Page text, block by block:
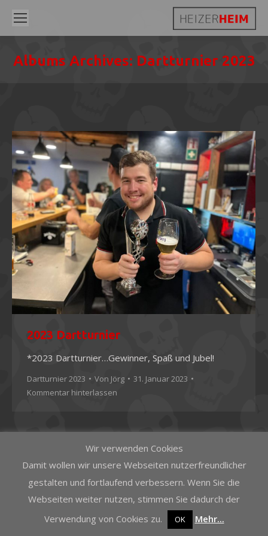
Albums Archives: Dartturnier 2023
2023 Dartturnier
*2023 Dartturnier…Gewinner, Spaß und Jubel!
Dartturnier 2023 Von Jörg
31. Januar 2023
Kommentar hinterlassen
Wir verwenden Cookies
Damit wollen wir unsere Webseiten nutzerfreundlicher
gestalten und fortlaufend verbessern. Wenn Sie die
Webseiten weiter nutzen, stimmen Sie dadurch der
Verwendung von Cookies zu.
OK Mehr...